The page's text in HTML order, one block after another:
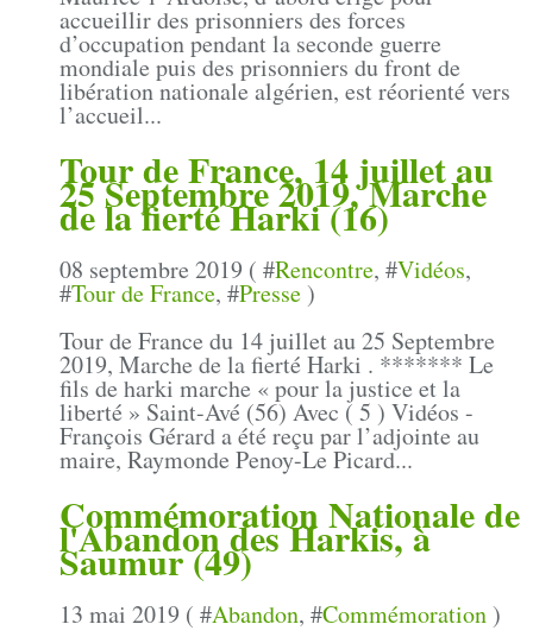
accueillir des prisonniers des forces
d’occupation pendant la seconde guerre
mondiale puis des prisonniers du front de
libération nationale algérien, est réorienté vers
l’accueil...
Tour de France, 14 juillet au
25 Septembre 2019, Marche
de la fierté Harki (16)
08 septembre 2019 ( #Rencontre, #Vidéos,
#Tour de France, #Presse)
Tour de France du 14 juillet au 25 Septembre
2019, Marche de la fierté Harki . ******* Le
fils de harki marche « pour la justice et la
liberté » Saint-Avé (56) Avec ( 5 ) Vidéos -
François Gérard a été reçu par l’adjointe au
maire, Raymonde Penoy-Le Picard...
Commémoration Nationale de
l'Abandon des Harkis, à
Saumur (49)
13 mai 2019 ( #Abandon, #Commémoration)